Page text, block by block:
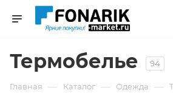
Термобелье 94
Главная — Каталог — Одежда —